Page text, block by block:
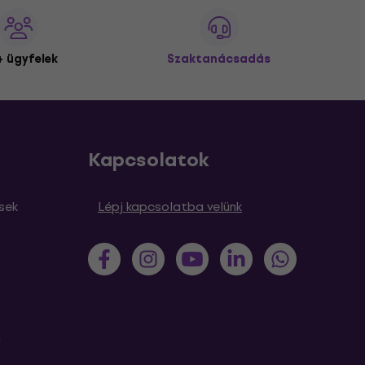
ügyfelek Szaktanácsadás
Kapcsolatok
Lépj kapcsolatba velünk